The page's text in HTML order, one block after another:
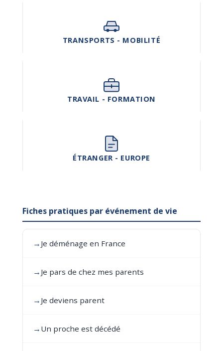
TRANSPORTS - MOBILITÉ
TRAVAIL - FORMATION
ÉTRANGER - EUROPE
Fiches pratiques par événement de vie
→ Je déménage en France
→ Je pars de chez mes parents
→ Je deviens parent
→ Un proche est décédé